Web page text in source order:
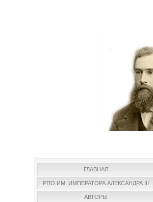
ГЛАВНАЯ
РПО ИМ. ИМПЕРАТОРА АЛЕКСАНДРА III
АВТОРЫ